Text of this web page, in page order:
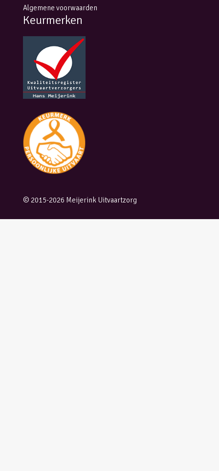
Algemene voorwaarden
Keurmerken
© 2015-2026 Meijerink Uitvaartzorg